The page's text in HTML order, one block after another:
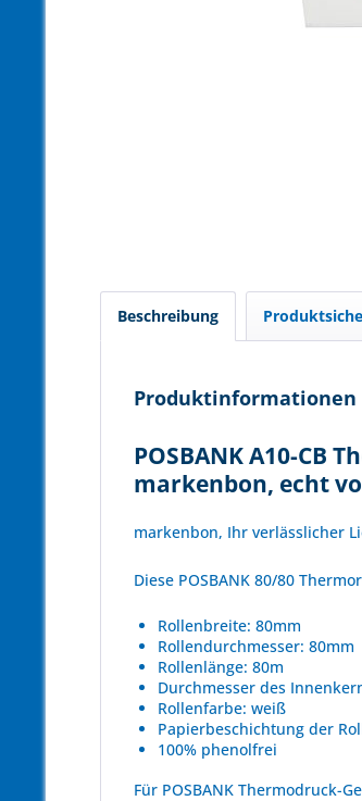
Beschreibung
Produktinformationen
POSBANK A10-CB
markenbon, echt
markenbon, Ihr verlässlicher
Diese POSBANK 80/80
Rollenbreite: 80mm
Rollendurchmesser: 80mm
Rollenlänge: 80m
Durchmesser des
Rollenfarbe: weiß
Papierbeschichtung der
100% phenolfrei
Für POSBANK Thermodruck-